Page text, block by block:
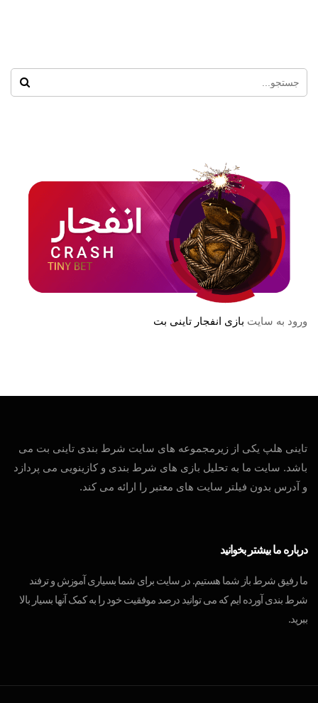
ورود به سایت بازی انفجار تاینی بت
تاینی هلپ یکی از زیرمجموعه های سایت شرط بندی تاینی بت می
باشد. سایت ما به تحلیل بازی های شرط بندی و کازینویی می پردازد
و آدرس بدون فیلتر سایت های معتبر را ارائه می کند.
درباره ما بیشتر بخوانید
ما رفیق شرط باز شما هستیم. در سایت برای شما بسیاری آموزش و ترفند
شرط بندی آورده ایم که می توانید درصد موفقیت خود را به کمک آنها بسیار بالا
ببرید.